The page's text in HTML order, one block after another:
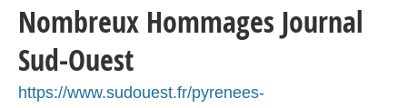
Nombreux Hommages Journal
Sud-Ouest
https://www.sudouest.fr/pyrenees-